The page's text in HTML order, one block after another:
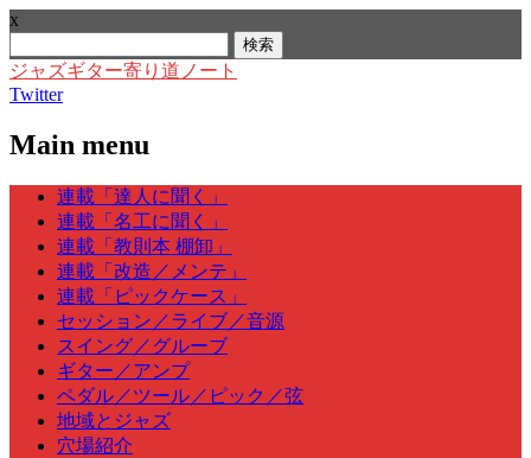
x
索:
ジャズギター寄り道ノート
Twitter
Main menu
Skip
content
連載「達人に聞く」
連載「名工に聞く」
連載「教則本 棚卸」
連載「改造／メンテ」
連載「ピックケース」
セッション／ライブ／音源
スイング／グルーブ
ギター／アンプ
ペダル／ツール／ピック／弦
地域とジャズ
穴場紹介